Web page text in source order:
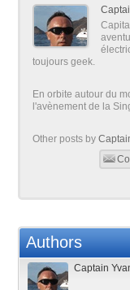
toujours geek.
En orbite autour du
l'avènement de la
Other posts by
Authors
Captain